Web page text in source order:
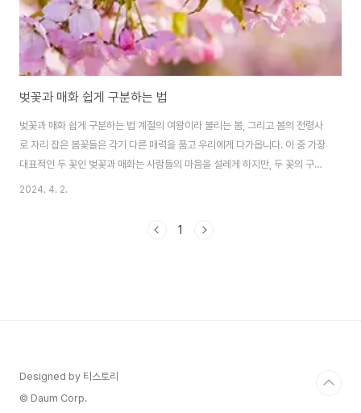
벚꽃과 매화 쉽게 구분하는 법
벚꽃과 매화 쉽게 구분하는 법 계절의 여왕이라 불리는 봄, 그리고 봄의 전령사
로 자리 잡은 봄꽃들은 각기 다른 매력을 품고 우리에게 다가옵니다. 이 중 가장
대표적인 두 꽃인 벚꽃과 매화는 사람들의 마음을 설레게 하지만, 두 꽃의 구별
방법에 대해서 정확히 이해하는 이들은 많지 않습니다. 봄이 오면 공원이나 거
매화는 이색적인 풍경의 주인공이 되곤 하는데, 그 차이를 알고 감상하면 그만
2024. 4. 2.
1
Designed by 티스토리
© Daum Corp.